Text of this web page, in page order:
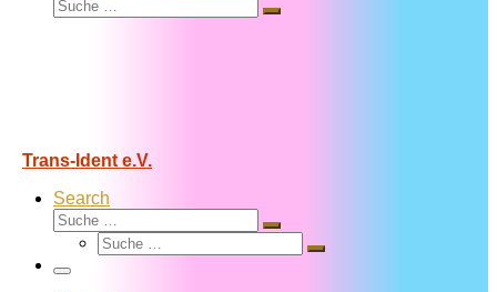
Suche
Trans-Ident e.V.
Search
Suche
Suche
Suche
Suche
Menü